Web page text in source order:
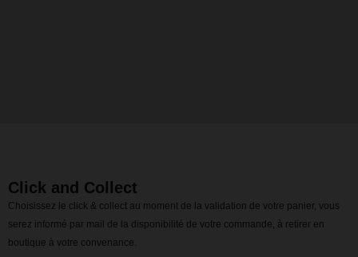
Click and Collect
Choisissez le click & collect au moment de la validation de votre panier, vous
serez informé par mail de la disponibilité de votre commande, à retirer en
boutique à votre convenance.